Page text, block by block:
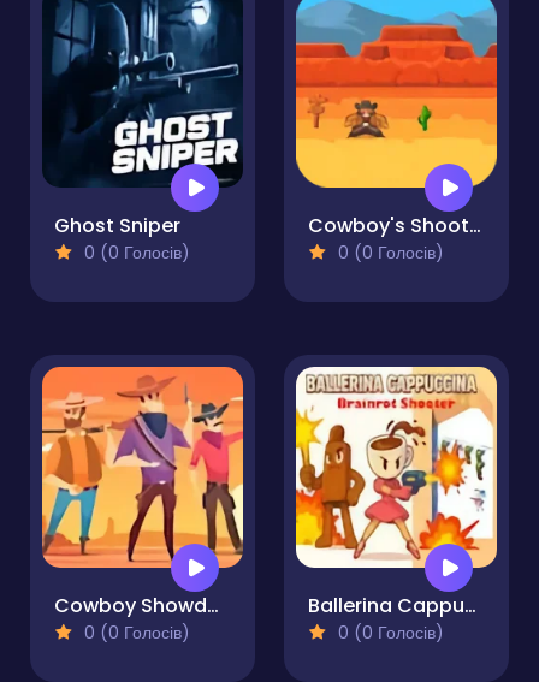
Ghost Sniper
0 (0 Голосів)
Cowboy's Shooter
0 (0 Голосів)
Cowboy Showdown
0 (0 Голосів)
Ballerina Cappuccina Brainrot Shooter
0 (0 Голосів)